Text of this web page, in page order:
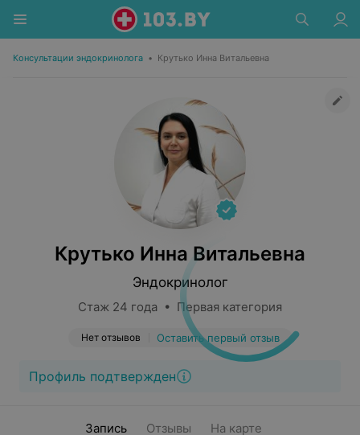
Консультации эндокринолога • Крутько Инна Витальевна
Крутько Инна Витальевна
Эндокринолог
Стаж 24 года • Первая категория
Нет отзывов Оставить первый отзыв
Профиль подтвержден
Запись Отзывы На карте